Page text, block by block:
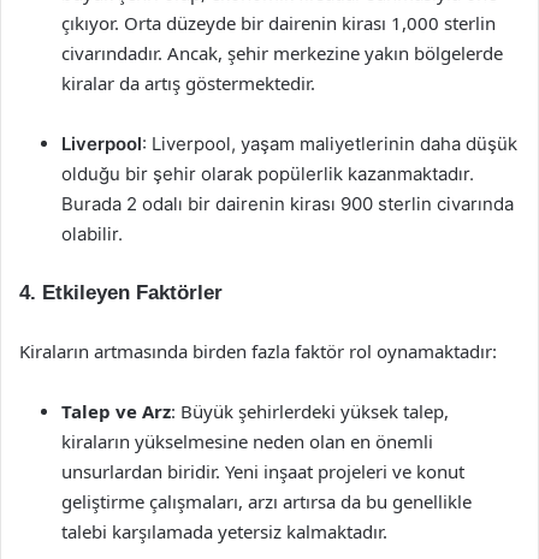
çıkıyor. Orta düzeyde bir dairenin kirası 1,000 sterlin
civarındadır. Ancak, şehir merkezine yakın bölgelerde
kiralar da artış göstermektedir.
Liverpool: Liverpool, yaşam maliyetlerinin daha düşük
olduğu bir şehir olarak popülerlik kazanmaktadır.
Burada 2 odalı bir dairenin kirası 900 sterlin civarında
olabilir.
4. Etkileyen Faktörler
Kiraların artmasında birden fazla faktör rol oynamaktadır:
Talep ve Arz: Büyük şehirlerdeki yüksek talep,
kiraların yükselmesine neden olan en önemli
unsurlardan biridir. Yeni inşaat projeleri ve konut
geliştirme çalışmaları, arzı artırsa da bu genellikle
talebi karşılamada yetersiz kalmaktadır.